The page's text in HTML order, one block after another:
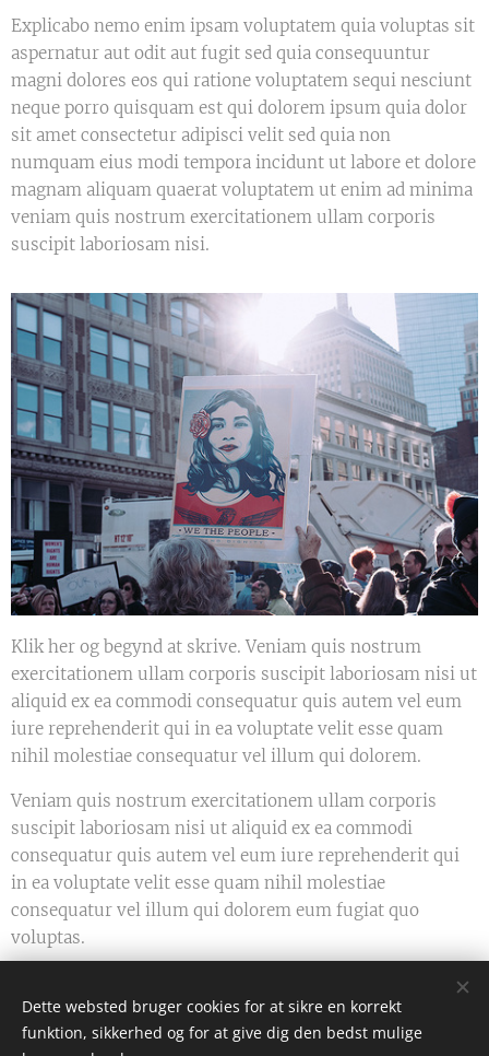
Explicabo nemo enim ipsam voluptatem quia voluptas sit
aspernatur aut odit aut fugit sed quia consequuntur
magni dolores eos qui ratione voluptatem sequi nesciunt
neque porro quisquam est qui dolorem ipsum quia dolor
sit amet consectetur adipisci velit sed quia non
numquam eius modi tempora incidunt ut labore et dolore
magnam aliquam quaerat voluptatem ut enim ad minima
veniam quis nostrum exercitationem ullam corporis
suscipit laboriosam nisi.
Klik her og begynd at skrive. Veniam quis nostrum
exercitationem ullam corporis suscipit laboriosam nisi ut
aliquid ex ea commodi consequatur quis autem vel eum
iure reprehenderit qui in ea voluptate velit esse quam
nihil molestiae consequatur vel illum qui dolorem.
Veniam quis nostrum exercitationem ullam corporis
suscipit laboriosam nisi ut aliquid ex ea commodi
consequatur quis autem vel eum iure reprehenderit qui
in ea voluptate velit esse quam nihil molestiae
consequatur vel illum qui dolorem eum fugiat quo
voluptas.
Share
Dette websted bruger cookies for at sikre en korrekt
funktion, sikkerhed og for at give dig den bedst mulige